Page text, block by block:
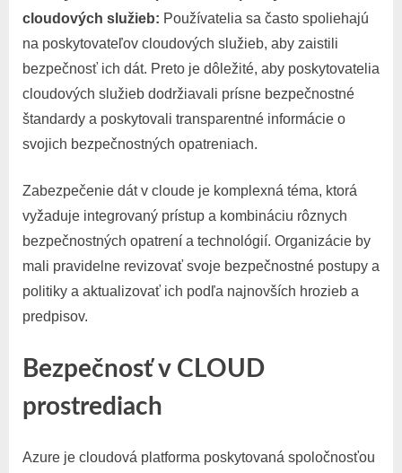
cloudových služieb: Používatelia sa často spoliehajú
na poskytovateľov cloudových služieb, aby zaistili
bezpečnosť ich dát. Preto je dôležité, aby poskytovatelia
cloudových služieb dodržiavali prísne bezpečnostné
štandardy a poskytovali transparentné informácie o
svojich bezpečnostných opatreniach.
Zabezpečenie dát v cloude je komplexná téma, ktorá
vyžaduje integrovaný prístup a kombináciu rôznych
bezpečnostných opatrení a technológií. Organizácie by
mali pravidelne revizovať svoje bezpečnostné postupy a
politiky a aktualizovať ich podľa najnovších hrozieb a
predpisov.
Bezpečnosť v CLOUD
prostrediach
Azure je cloudová platforma poskytovaná spoločnosťou